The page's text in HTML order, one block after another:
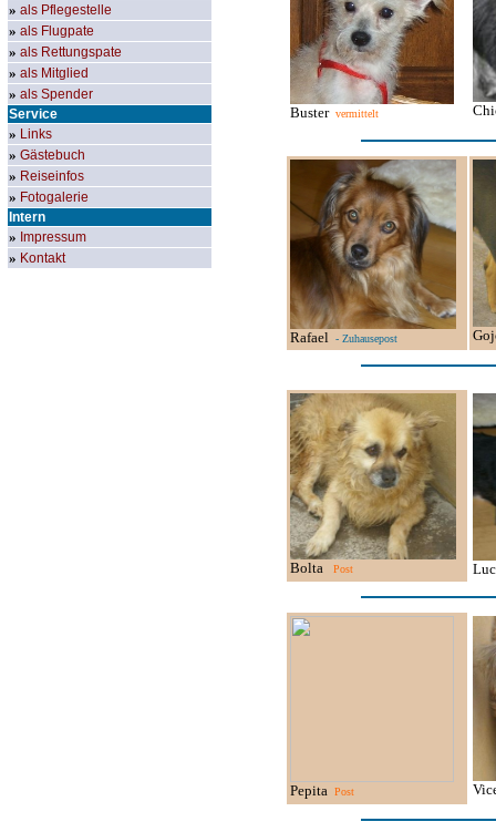
» als Pflegestelle
» als Flugpate
» als Rettungspate
» als Mitglied
» als Spender
Service
» Links
» Gästebuch
» Reiseinfos
» Fotogalerie
Intern
» Impressum
» Kontakt
Buster vermittelt
Rafael - Zuhausepost
Bolta Post
Pepita Post